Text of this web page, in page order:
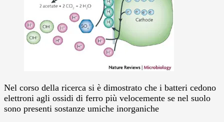
Nel corso della ricerca si è dimostrato che i batteri cedono
elettroni agli ossidi di ferro più velocemente se nel suolo
sono presenti sostanze umiche inorganiche